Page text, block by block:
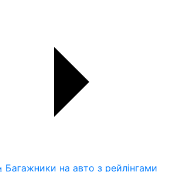
Багажники на авто з рейлінгами